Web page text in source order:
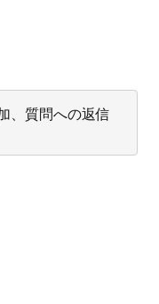
、質問への返信